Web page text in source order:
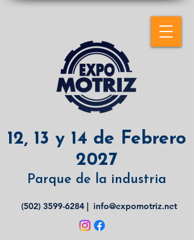
12, 13 y 14 de Febrero
2027
Parque de la industria
(502) 3599-6284 | info@expomotriz.net